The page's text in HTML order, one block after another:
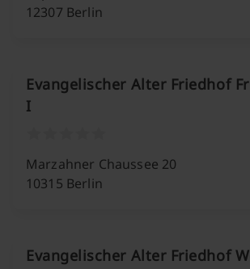
12307 Berlin
Evangelischer Alter Friedhof
I
Marzahner Chaussee 20
10315 Berlin
Evangelischer Alter Friedhof